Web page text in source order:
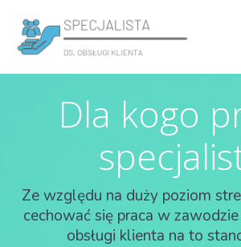
Dla kogo
Ze względu na duży poziom
cechować się praca w
obsługi klienta na to